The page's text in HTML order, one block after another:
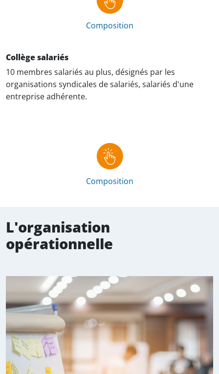
Composition
Collège salariés
10 membres salariés au plus, désignés par les
organisations syndicales de salariés, salariés d'une
entreprise adhérente.
Composition
L'organisation
opérationnelle